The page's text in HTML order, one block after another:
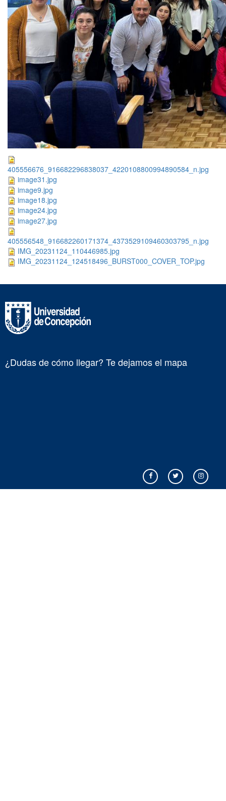
405556676_916682296838037_4220108800994890584_n.jpg
image31.jpg
image9.jpg
image18.jpg
image24.jpg
image27.jpg
405556548_916682260171374_4373529109460303795_n.jpg
IMG_20231124_110446985.jpg
IMG_20231124_124518496_BURST000_COVER_TOP.jpg
¿Dudas de cómo llegar? Te dejamos el mapa